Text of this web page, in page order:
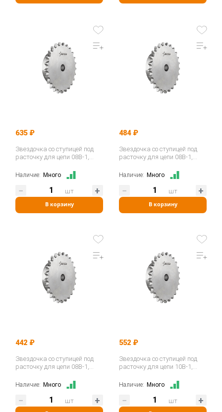
635 ₽
Звездочка со ступицей под
расточку для цепи 08B-1,
Наличие: Много
В корзину
шт
484 ₽
Звездочка со ступицей под
расточку для цепи 08B-1,
Наличие: Много
В корзину
шт
442 ₽
Звездочка со ступицей под
расточку для цепи 08B-1,
Наличие: Много
шт
552 ₽
Звездочка со ступицей под
расточку для цепи 10B-1,
Наличие: Много
шт